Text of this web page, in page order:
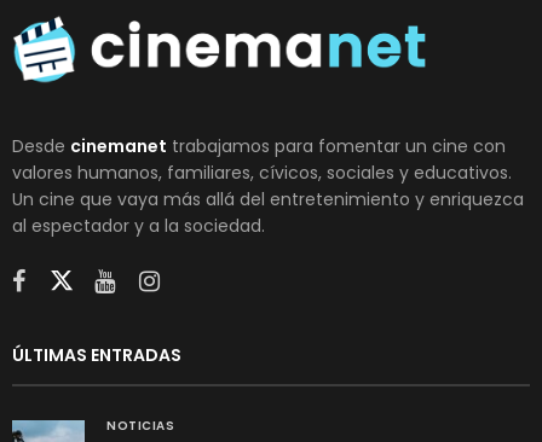
Desde cinemanet trabajamos para fomentar un cine con
valores humanos, familiares, cívicos, sociales y educativos.
Un cine que vaya más allá del entretenimiento y enriquezca
al espectador y a la sociedad.
ÚLTIMAS ENTRADAS
NOTICIAS